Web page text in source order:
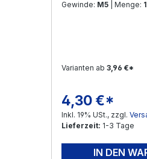
Gewinde: M5 | Menge:
Varianten ab 3,96 €*
Regulärer Preis:
4,30 €*
Inkl. 19% USt., zzgl.
Lieferzeit: 1-3 Tage
IN DEN